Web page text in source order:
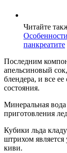
Читайте
панкреатите
Последним
апельсиновый
блендера, и все
состояния.
Минеральная вода
приготовления
Кубики льда
штрихом
киви.